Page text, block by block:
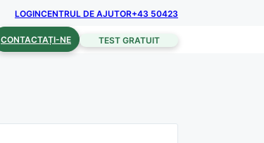
LOGINCENTRUL DE AJUTOR+43 50423
CONTACTAȚI-NE TEST GRATUIT